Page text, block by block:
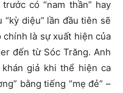
có “nam thần” hay
“kỳ diệu” lần đầu tiên sẽ
là sự xuất hiện của
đến từ Sóc Trăng. Anh
giả khi thể hiện ca
bằng tiếng “mẹ đẻ” –